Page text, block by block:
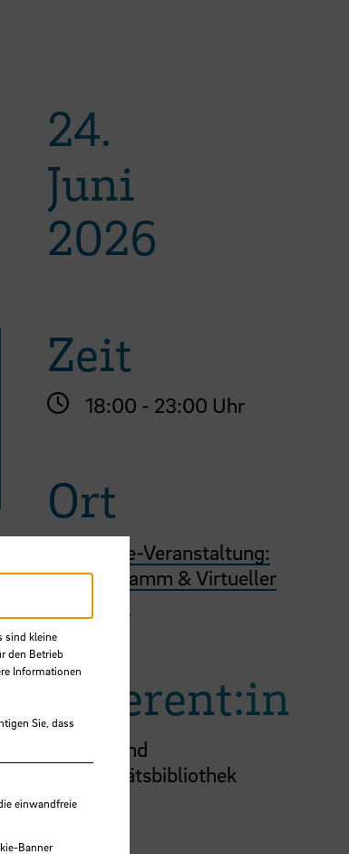
24.
Juni
2026
Zeit
18:00 - 23:00 Uhr
Ort
Online-Veranstaltung:
Programm & Virtueller
Referent:in
Staats- und
Universitätsbibliothek
Bremen
sind kleine
den Betrieb
Informationen
Sie, dass
einwandfreie
Banner